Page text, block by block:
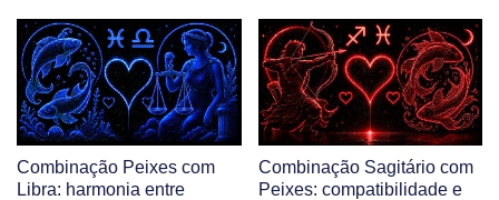
Combinação Peixes com
Libra: harmonia entre
Combinação Sagitário com
Peixes: compatibilidade e